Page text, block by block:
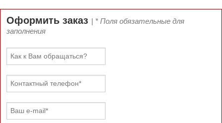
Оформить заказ | * Поля обязательные для
заполнения